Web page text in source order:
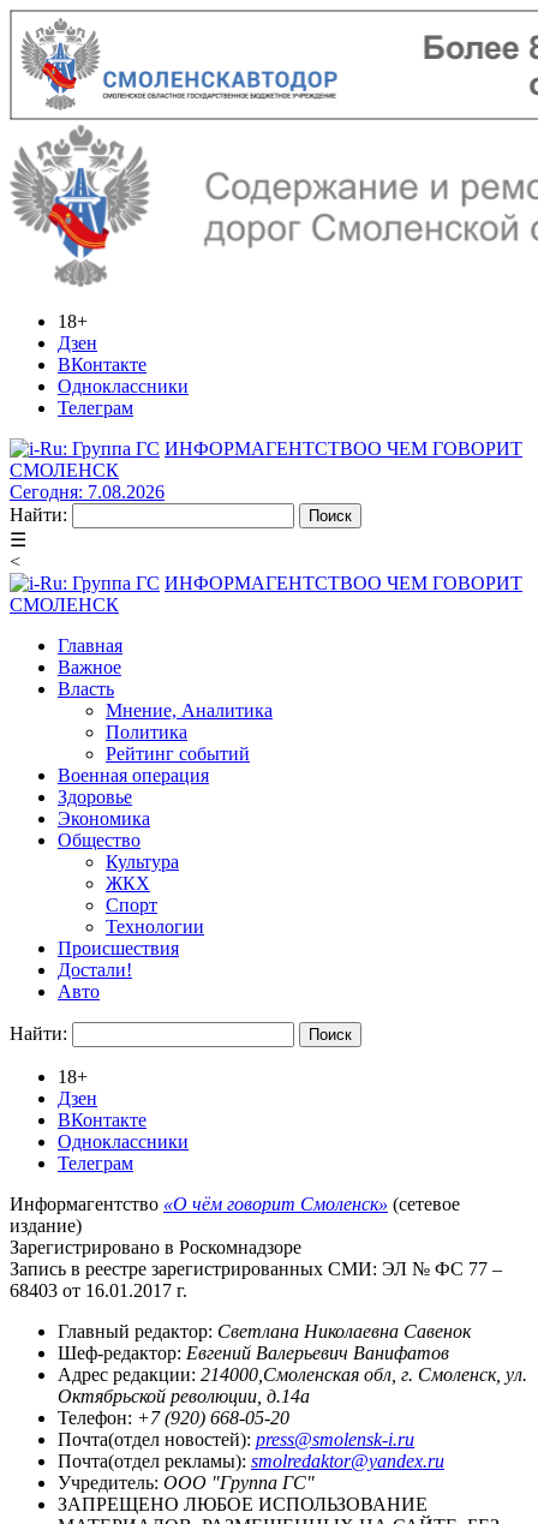
18+
Дзен
ВКонтакте
Одноклассники
Телеграм
ИНФОРМАГЕНТСТВОО ЧЕМ ГОВОРИТ
СМОЛЕНСК
Сегодня: 7.08.2026
Найти:
☰
<
ИНФОРМАГЕНТСТВОО ЧЕМ ГОВОРИТ
СМОЛЕНСК
Главная
Важное
Власть
Мнение, Аналитика
Политика
Рейтинг событий
Военная операция
Здоровье
Экономика
Общество
Культура
ЖКХ
Спорт
Технологии
Происшествия
Достали!
Авто
Найти:
18+
Дзен
ВКонтакте
Одноклассники
Телеграм
Информагентство «О чём говорит Смоленск» (сетевое
издание)
Зарегистрировано в Роскомнадзоре
Запись в реестре зарегистрированных СМИ: ЭЛ № ФС 77 –
68403 от 16.01.2017 г.
Главный редактор: Светлана Николаевна Савенок
Шеф-редактор: Евгений Валерьевич Ванифатов
Адрес редакции: 214000,Смоленская обл, г. Смоленск, ул.
Октябрьской революции, д.14а
Телефон: +7 (920) 668-05-20
Почта(отдел новостей): press@smolensk-i.ru
Почта(отдел рекламы): smolredaktor@yandex.ru
Учредитель: ООО "Группа ГС"
ЗАПРЕЩЕНО ЛЮБОЕ ИСПОЛЬЗОВАНИЕ